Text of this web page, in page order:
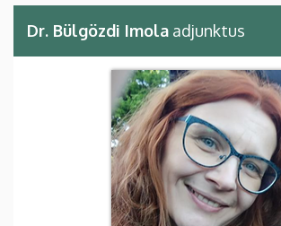
Dr. Bülgözdi Imola adjunktus